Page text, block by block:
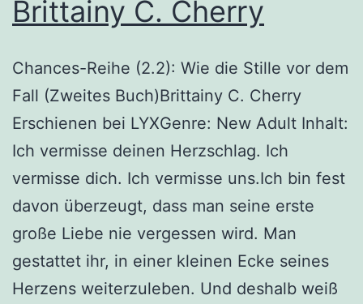
Brittainy C. Cherry
Chances-Reihe (2.2): Wie die Stille vor dem
Fall (Zweites Buch)Brittainy C. Cherry
Erschienen bei LYXGenre: New Adult Inhalt:
Ich vermisse deinen Herzschlag. Ich
vermisse dich. Ich vermisse uns.Ich bin fest
davon überzeugt, dass man seine erste
große Liebe nie vergessen wird. Man
gestattet ihr, in einer kleinen Ecke seines
Herzens weiterzuleben. Und deshalb weiß